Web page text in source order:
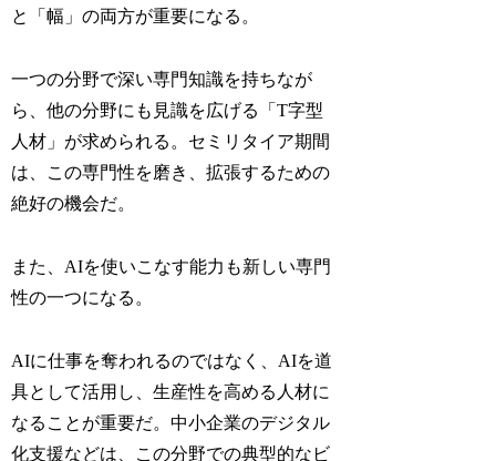
と「幅」の両方が重要になる。
一つの分野で深い専門知識を持ちなが
ら、他の分野にも見識を広げる「T字型
人材」が求められる。セミリタイア期間
は、この専門性を磨き、拡張するための
絶好の機会だ。
また、AIを使いこなす能力も新しい専門
性の一つになる。
AIに仕事を奪われるのではなく、AIを道
具として活用し、生産性を高める人材に
なることが重要だ。中小企業のデジタル
化支援などは、この分野での典型的なビ